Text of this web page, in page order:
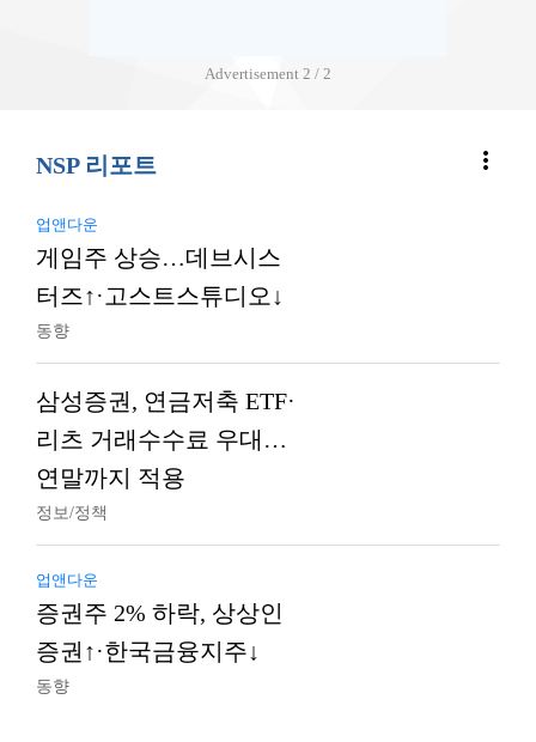
Advertisement 2 / 2
NSP 리포트 more_vert
업앤다운
게임주 상승…데브시스
터즈↑·고스트스튜디오↓
동향
삼성증권, 연금저축 ETF·
리츠 거래수수료 우대…
연말까지 적용
정보/정책
업앤다운
증권주 2% 하락, 상상인
증권↑·한국금융지주↓
동향